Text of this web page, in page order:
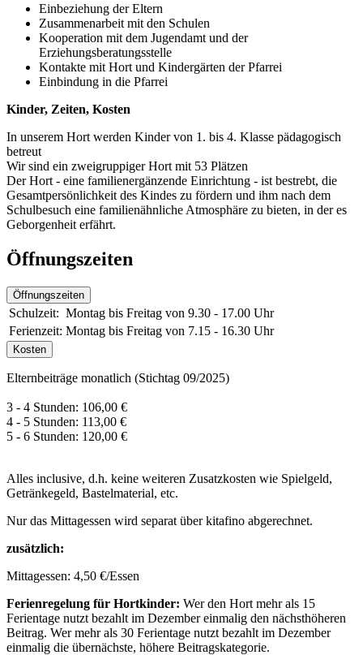
Einbeziehung der Eltern
Zusammenarbeit mit den Schulen
Kooperation mit dem Jugendamt und der
Erziehungsberatungsstelle
Kontakte mit Hort und Kindergärten der Pfarrei
Einbindung in die Pfarrei
Kinder, Zeiten, Kosten
In unserem Hort werden Kinder von 1. bis 4. Klasse pädagogisch
betreut
Wir sind ein zweigruppiger Hort mit 53 Plätzen
Der Hort - eine familienergänzende Einrichtung - ist bestrebt, die
Gesamtpersönlichkeit des Kindes zu fördern und ihm nach dem
Schulbesuch eine familienähnliche Atmosphäre zu bieten, in der es
Geborgenheit erfährt.
Öffnungszeiten
Öffnungszeiten
Schulzeit: Montag bis Freitag von 9.30 - 17.00 Uhr
Ferienzeit: Montag bis Freitag von 7.15 - 16.30 Uhr
Kosten
Elternbeiträge monatlich (Stichtag 09/2025)
3 - 4 Stunden: 106,00 €
4 - 5 Stunden: 113,00 €
5 - 6 Stunden: 120,00 €
Alles inclusive, d.h. keine weiteren Zusatzkosten wie Spielgeld,
Getränkegeld, Bastelmaterial, etc.
Nur das Mittagessen wird separat über kitafino abgerechnet.
zusätzlich:
Mittagessen: 4,50 €/Essen
Ferienregelung für Hortkinder: Wer den Hort mehr als 15
Ferientage nutzt bezahlt im Dezember einmalig den nächsthöheren
Beitrag. Wer mehr als 30 Ferientage nutzt bezahlt im Dezember
einmalig die übernächste, höhere Beitragskategorie.